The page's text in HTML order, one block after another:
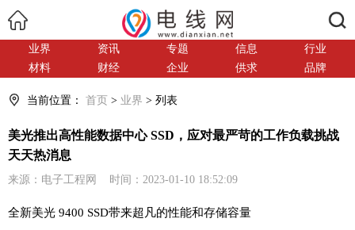
业界 资讯 专题 信息
行业
材料
财经 企业 供求 品牌
当前位置： 首页 > 业界 > 列表
美光推出高性能数据中心 SSD，应对最严苛的工作负载挑战
天天热消息
来源：电子工程网 时间：2023-01-10 18:52:09
全新美光 9400 SSD带来超凡的性能和存储容量